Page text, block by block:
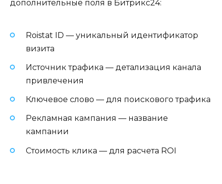
дополнительные поля в Битрикс24:
Roistat ID — уникальный идентификатор
визита
Источник трафика — детализация канала
привлечения
Ключевое слово — для поискового трафика
Рекламная кампания — название
кампании
Стоимость клика — для расчета ROI